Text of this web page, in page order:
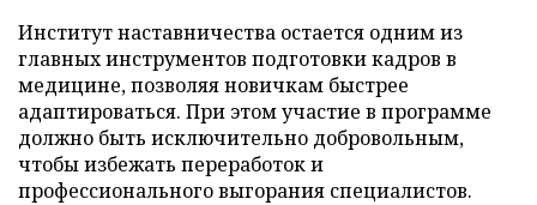
Институт наставничества остается одним из
главных инструментов подготовки кадров в
медицине, позволяя новичкам быстрее
адаптироваться. При этом участие в программе
должно быть исключительно добровольным,
чтобы избежать переработок и
профессионального выгорания специалистов.